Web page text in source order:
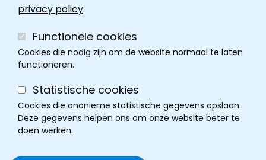
privacy policy.
Functionele cookies
Cookies die nodig zijn om de website normaal te laten
functioneren.
Statistische cookies
Cookies die anonieme statistische gegevens opslaan.
Deze gegevens helpen ons om onze website beter te
doen werken.